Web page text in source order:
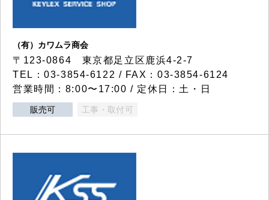
（有）カワムラ商会
〒123-0864 東京都足立区鹿浜4-2-7
TEL：03-3854-6122 / FAX：03-3854-6124
営業時間：8:00〜17:00 / 定休日：土・日
販売可 工事・取付可